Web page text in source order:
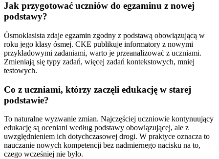
Jak przygotować uczniów do egzaminu z nowej
podstawy?
Ósmoklasista zdaje egzamin zgodny z podstawą obowiązującą w
roku jego klasy ósmej. CKE publikuje informatory z nowymi
przykładowymi zadaniami, warto je przeanalizować z uczniami.
Zmieniają się typy zadań, więcej zadań kontekstowych, mniej
testowych.
Co z uczniami, którzy zaczęli edukację w starej
podstawie?
To naturalne wyzwanie zmian. Najczęściej uczniowie kontynuujący
edukację są oceniani według podstawy obowiązującej, ale z
uwzględnieniem ich dotychczasowej drogi. W praktyce oznacza to
nauczanie nowych kompetencji bez nadmiernego nacisku na to,
czego wcześniej nie było.